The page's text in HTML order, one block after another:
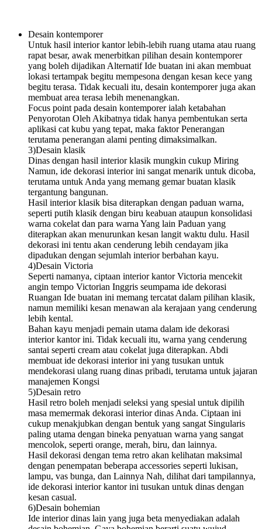
Desain kontemporer
Untuk hasil interior kantor lebih-lebih ruang utama atau ruang
rapat besar, awak menerbitkan pilihan desain kontemporer
yang boleh dijadikan Alternatif Ide buatan ini akan membuat
lokasi tertampak begitu mempesona dengan kesan kece yang
begitu terasa. Tidak kecuali itu, desain kontemporer juga akan
membuat area terasa lebih menenangkan.
Focus point pada desain kontemporer ialah ketabahan
Penyorotan Oleh Akibatnya tidak hanya pembentukan serta
aplikasi cat kubu yang tepat, maka faktor Penerangan
terutama penerangan alami penting dimaksimalkan.
3)Desain klasik
Dinas dengan hasil interior klasik mungkin cukup Miring
Namun, ide dekorasi interior ini sangat menarik untuk dicoba,
terutama untuk Anda yang memang gemar buatan klasik
tergantung bangunan.
Hasil interior klasik bisa diterapkan dengan paduan warna,
seperti putih klasik dengan biru keabuan ataupun konsolidasi
warna cokelat dan para warna Yang lain Paduan yang
diterapkan akan menurunkan kesan langit waktu dulu. Hasil
dekorasi ini tentu akan cenderung lebih cendayam jika
dipadukan dengan sejumlah interior berbahan kayu.
4)Desain Victoria
Seperti namanya, ciptaan interior kantor Victoria mencekit
angin tempo Victorian Inggris seumpama ide dekorasi
Ruangan Ide buatan ini memang tercatat dalam pilihan klasik,
namun memiliki kesan menawan ala kerajaan yang cenderung
lebih kental.
Bahan kayu menjadi pemain utama dalam ide dekorasi
interior kantor ini. Tidak kecuali itu, warna yang cenderung
santai seperti cream atau cokelat juga diterapkan. Abdi
membuat ide dekorasi interior ini yang tusukan untuk
mendekorasi ulang ruang dinas pribadi, terutama untuk jajaran
manajemen Kongsi
5)Desain retro
Hasil retro boleh menjadi seleksi yang spesial untuk dipilih
masa memermak dekorasi interior dinas Anda. Ciptaan ini
cukup menakjubkan dengan bentuk yang sangat Singularis
paling utama dengan bineka penyatuan warna yang sangat
mencolok, seperti orange, merah, biru, dan lainnya.
Hasil dekorasi dengan tema retro akan kelihatan maksimal
dengan penempatan beberapa accessories seperti lukisan,
lampu, vas bunga, dan Lainnya Nah, dilihat dari tampilannya,
ide dekorasi interior kantor ini tusukan untuk dinas dengan
kesan casual.
6)Desain bohemian
Ide interior dinas lain yang juga beta menyediakan adalah